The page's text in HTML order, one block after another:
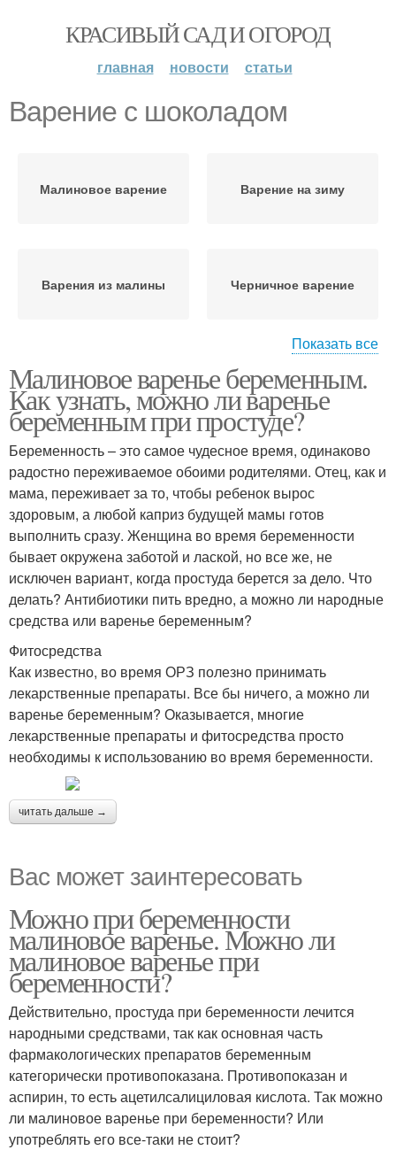
КРАСИВЫЙ САД И ОГОРОД
главная новости статьи
Варение с шоколадом
Малиновое варение Варение на зиму
Варения из малины Черничное варение
Варение из черники Варения на зиму
Варение без варки Клубничное варение
Показать все
Малиновое варенье беременным.
Как узнать, можно ли варенье
беременным при простуде?
Беременность – это самое чудесное время, одинаково
радостно переживаемое обоими родителями. Отец, как и
мама, переживает за то, чтобы ребенок вырос
здоровым, а любой каприз будущей мамы готов
выполнить сразу. Женщина во время беременности
бывает окружена заботой и лаской, но все же, не
исключен вариант, когда простуда берется за дело. Что
делать? Антибиотики пить вредно, а можно ли народные
средства или варенье беременным?
Фитосредства
Как известно, во время ОРЗ полезно принимать
лекарственные препараты. Все бы ничего, а можно ли
варенье беременным? Оказывается, многие
лекарственные препараты и фитосредства просто
необходимы к использованию во время беременности.
читать дальше →
Вас может заинтересовать
Можно при беременности
малиновое варенье. Можно ли
малиновое варенье при
беременности?
Действительно, простуда при беременности лечится
народными средствами, так как основная часть
фармакологических препаратов беременным
категорически противопоказана. Противопоказан и
аспирин, то есть ацетилсалициловая кислота. Так можно
ли малиновое варенье при беременности? Или
употреблять его все-таки не стоит?